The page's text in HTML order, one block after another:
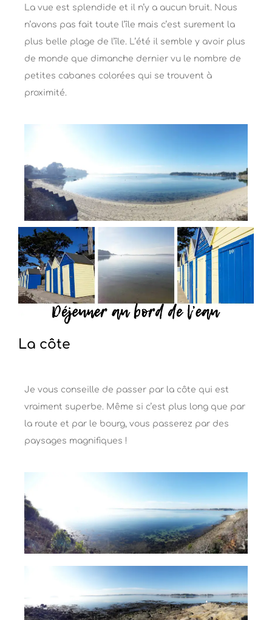
La vue est splendide et il n’y a aucun bruit. Nous
n’avons pas fait toute l’île mais c’est surement la
plus belle plage de l’île. L’été il semble y avoir plus
de monde que dimanche dernier vu le nombre de
petites cabanes colorées qui se trouvent à
proximité.
La côte
Je vous conseille de passer par la côte qui est
vraiment superbe. Même si c’est plus long que par
la route et par le bourg, vous passerez par des
paysages magnifiques !